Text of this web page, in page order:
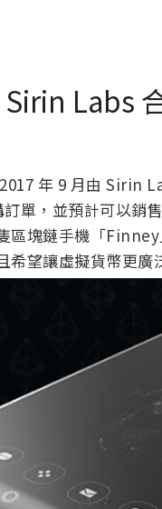
Labs
年 9 月由 Sirin
單，並預計可以銷
區塊鏈手機「
希望讓虛擬貨幣更廣